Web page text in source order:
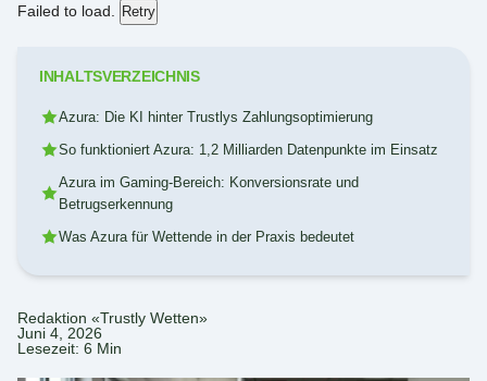
Failed to load. Retry
INHALTSVERZEICHNIS
Azura: Die KI hinter Trustlys Zahlungsoptimierung
So funktioniert Azura: 1,2 Milliarden Datenpunkte im Einsatz
Azura im Gaming-Bereich: Konversionsrate und
Betrugserkennung
Was Azura für Wettende in der Praxis bedeutet
Redaktion «Trustly Wetten»
Juni 4, 2026
Lesezeit: 6 Min